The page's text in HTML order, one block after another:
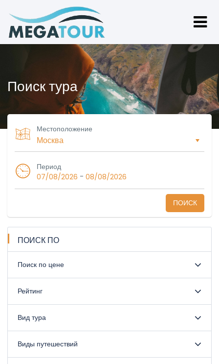
Поиск тура
Местоположение
Период
07/08/2026 - 08/08/2026
ПОИСК
ПОИСК ПО
Поиск по цене
Рейтинг
Вид тура
Виды путешествий